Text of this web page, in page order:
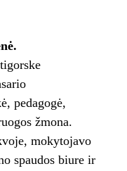
pedagogė,
žmona.
mokytojavo
spaudos biure ir